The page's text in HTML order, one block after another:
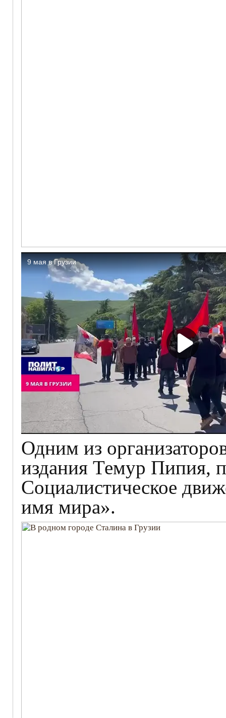
Одним из
издания Темур Пипия,
Социалистическое
имя мира».